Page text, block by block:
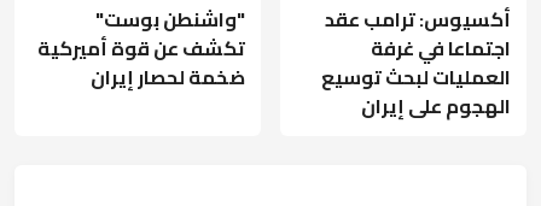
أكسيوس: ترامب عقد
اجتماعا في غرفة
العمليات لبحث توسيع
الهجوم على إيران
"واشنطن بوست"
تكشف عن قوة أميركية
ضخمة لحصار إيران